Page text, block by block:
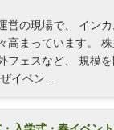
営の現場で、 イン
高まっています。
フェスなど、 規模
イベン...